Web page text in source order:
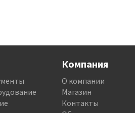
Компания
О компании
Магазин
Контакты